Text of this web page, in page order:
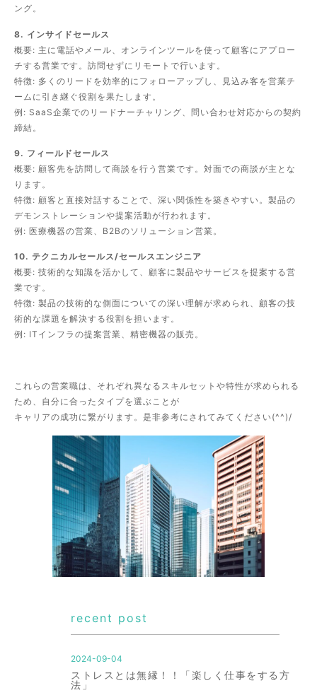
ング。
8. インサイドセールス
概要: 主に電話やメール、オンラインツールを使って顧客にアプロー
チする営業です。訪問せずにリモートで行います。
特徴: 多くのリードを効率的にフォローアップし、見込み客を営業チ
ームに引き継ぐ役割を果たします。
例: SaaS企業でのリードナーチャリング、問い合わせ対応からの契約
締結。
9. フィールドセールス
概要: 顧客先を訪問して商談を行う営業です。対面での商談が主とな
ります。
特徴: 顧客と直接対話することで、深い関係性を築きやすい。製品の
デモンストレーションや提案活動が行われます。
例: 医療機器の営業、B2Bのソリューション営業。
10. テクニカルセールス/セールスエンジニア
概要: 技術的な知識を活かして、顧客に製品やサービスを提案する営
業です。
特徴: 製品の技術的な側面についての深い理解が求められ、顧客の技
術的な課題を解決する役割を担います。
例: ITインフラの提案営業、精密機器の販売。
これらの営業職は、それぞれ異なるスキルセットや特性が求められる
ため、自分に合ったタイプを選ぶことが
キャリアの成功に繋がります。是非参考にされてみてください(^^)/
recent post
2024-09-04
ストレスとは無縁！！「楽しく仕事をする方
法」